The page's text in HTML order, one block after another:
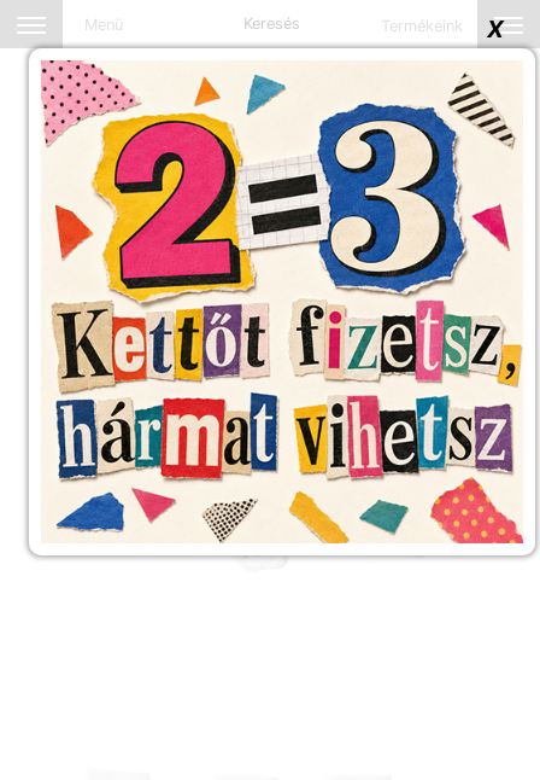
X
Menü Keresés Termékeink
Kezdőlap Zoknik Magasszárú zokni
SKINY Iconic 3-Pack 5905, Fehér Magasszárú Zokni
Bruttó ár: 5 090
Zoknik - Magasszárú
zokni
Termék kód:085905 2475